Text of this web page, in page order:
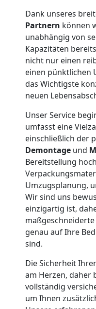
Dank unseres
Partnern können
unabhängig von
Kapazitäten
nicht nur einen
einen pünktlichen
das Wichtigste
neuen
Unser Service
umfasst eine
einschließlich der
Demontage und
Bereitstellung
Umzugsplanung,
Wir sind uns
einzigartig ist,
genau auf Ihre
sind.
Die Sicherheit
am Herzen, daher
vollständig
um Ihnen
Feldkirch
Möbeltaxi
Feldkirch
Feldkirch
Feldkirch